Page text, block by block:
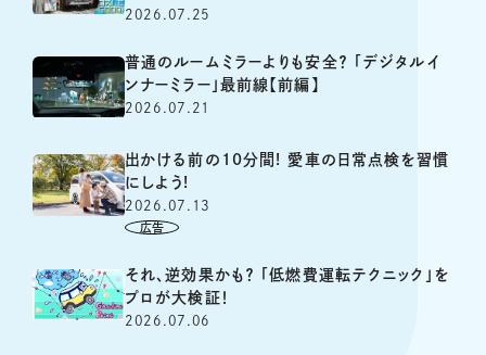
2026.07.25
普通のルームミラーよりも安全？ 「デジタルイ
ンナーミラー」最前線【前編】
2026.07.21
出かける前の10分間! 愛車の日常点検を習慣
にしよう!
2026.07.13
それ、逆効果かも？ 「低燃費運転テクニック」を
プロが大検証！
2026.07.06